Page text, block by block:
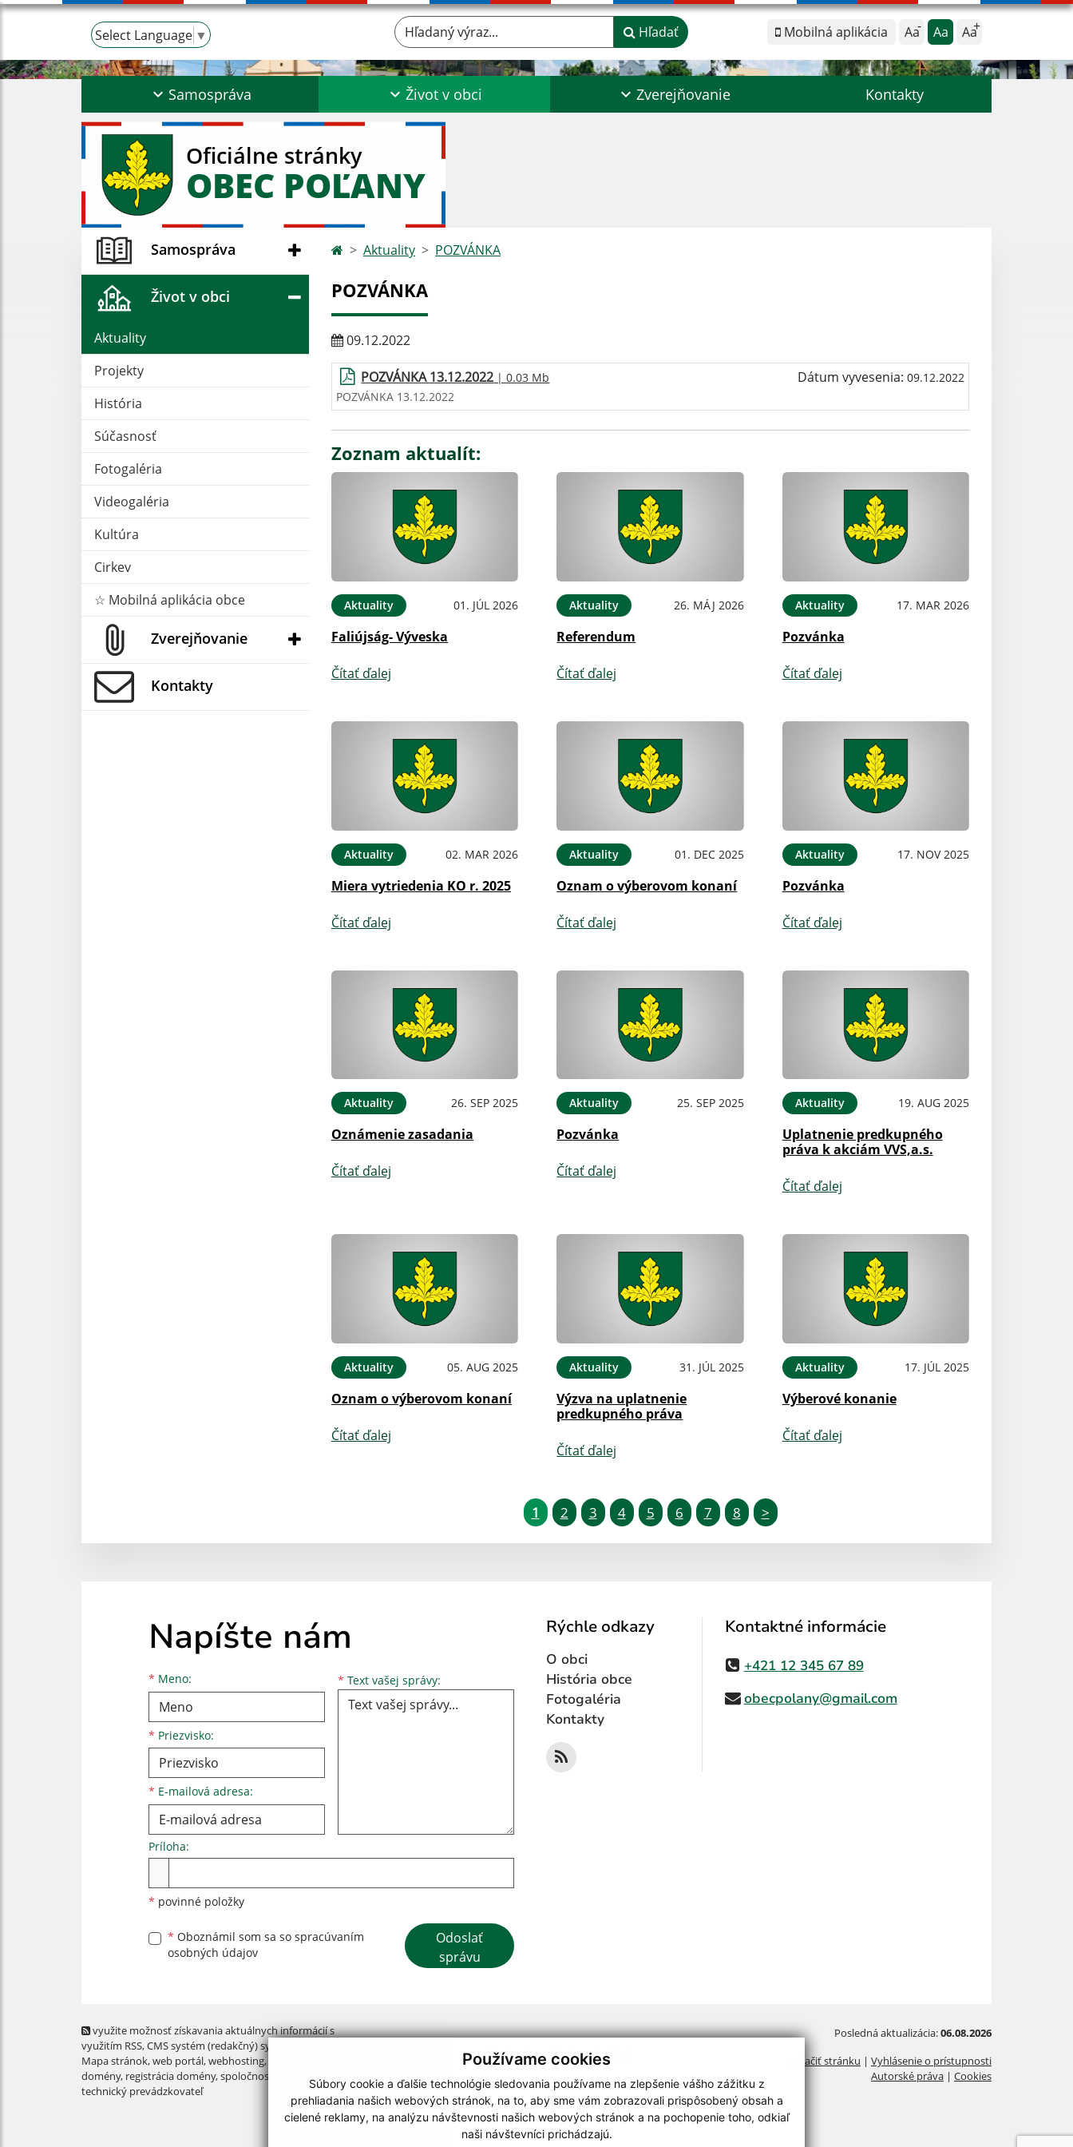
Používame cookies
Súbory cookie a ďalšie technológie sledovania používame na zlepšenie vášho zážitku z
prehliadania našich webových stránok, na to, aby sme vám zobrazovali prispôsobený obsah a
cielené reklamy, na analýzu návštevnosti našich webových stránok a na pochopenie toho, odkiaľ
naši návštevníci prichádzajú.
Select Language ▼ Mobilná aplikácia Aa Aa Aa
Hľadaný výraz... Hľadať
Samospráva Život v obci Zverejňovanie Kontakty
Oficiálne stránky
OBEC POĽANY
Samospráva
Život v obci
Aktuality
Projekty
História
Súčasnosť
Fotogaléria
Videogaléria
Kultúra
Cirkev
☆ Mobilná aplikácia obce
Zverejňovanie
Kontakty
Aktuality POZVÁNKA
POZVÁNKA
09.12.2022
POZVÁNKA 13.12.2022 | 0.03 Mb Dátum vyvesenia: 09.12.2022
POZVÁNKA 13.12.2022
Zoznam aktualít:
Aktuality 01. JÚL 2026
Faliújság- Výveska
Čítať ďalej
Aktuality 26. MÁJ 2026
Referendum
Čítať ďalej
Aktuality 17. MAR 2026
Pozvánka
Čítať ďalej
Aktuality 02. MAR 2026
Miera vytriedenia KO r. 2025
Čítať ďalej
Aktuality 01. DEC 2025
Oznam o výberovom konaní
Čítať ďalej
Aktuality 17. NOV 2025
Pozvánka
Čítať ďalej
Aktuality 26. SEP 2025
Oznámenie zasadania
Čítať ďalej
Aktuality 25. SEP 2025
Pozvánka
Čítať ďalej
Aktuality 19. AUG 2025
Uplatnenie predkupného
práva k akciám VVS,a.s.
Čítať ďalej
Aktuality 05. AUG 2025
Oznam o výberovom konaní
Čítať ďalej
Aktuality 31. JÚL 2025
Výzva na uplatnenie
predkupného práva
Čítať ďalej
Aktuality 17. JÚL 2025
Výberové konanie
Čítať ďalej
1 2 3 4 5 6 7 8 >
Napíšte nám
* Meno:
Meno
* Priezvisko:
Priezvisko
* E-mailová adresa:
E-mailová adresa * Text vašej správy: Text vašej správy...
Príloha:
* povinné položky
* Oboznámil som sa so spracúvaním
osobných údajov
Google reCaptcha Response
Odoslať
správu
Rýchle odkazy
O obci
História obce
Fotogaléria
Kontakty
Kontaktné informácie
+421 12 345 67 89
obecpolany@gmail.com
využite možnosť získavania aktuálnych informácií s
využitím RSS, CMS systém (redakčný) systém ECHELON 2,
Mapa stránok,web portál,webhosting,
domény, registrácia domény,spoločnosť webex.digital, s.r.o.
technický prevádzkovateľ
Posledná aktualizácia:06.08.2026
Vytlačiť stránku | Vyhlásenie o prístupnosti
Autorské práva | Cookies
webdesign|